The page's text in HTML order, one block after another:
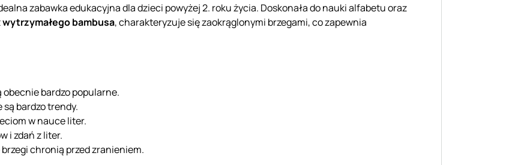
zabawka edukacyjna dla dzieci powyżej 2. roku życia. Doskonała do nauki alfabetu oraz
wytrzymałego bambusa, charakteryzuje się zaokrąglonymi brzegami, co zapewnia
bardzo popularne.
bardzo trendy.
w nauce liter.
i zdań z liter.
chronią przed zranieniem.